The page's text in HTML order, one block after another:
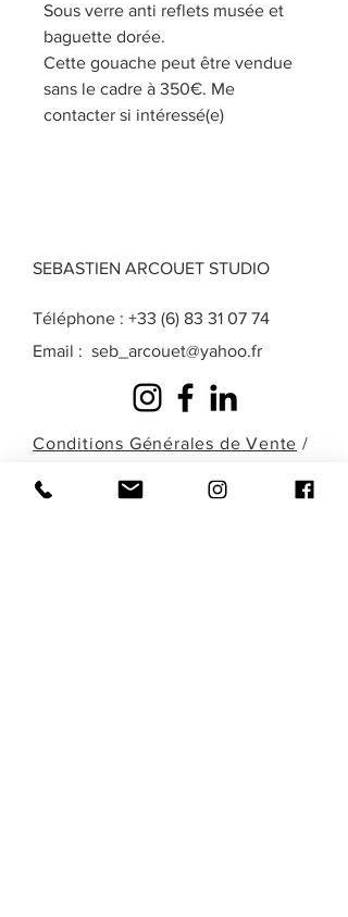
Sous verre anti reflets musée et
baguette dorée.
Cette gouache peut être vendue
sans le cadre à 350€. Me
contacter si intéressé(e)
SEBASTIEN ARCOUET STUDIO
Téléphone : +33 (6) 83 31 07 74
Email : seb_arcouet@yahoo.fr
Conditions Générales de Vente /
Défiscalisation
Confidentialité/